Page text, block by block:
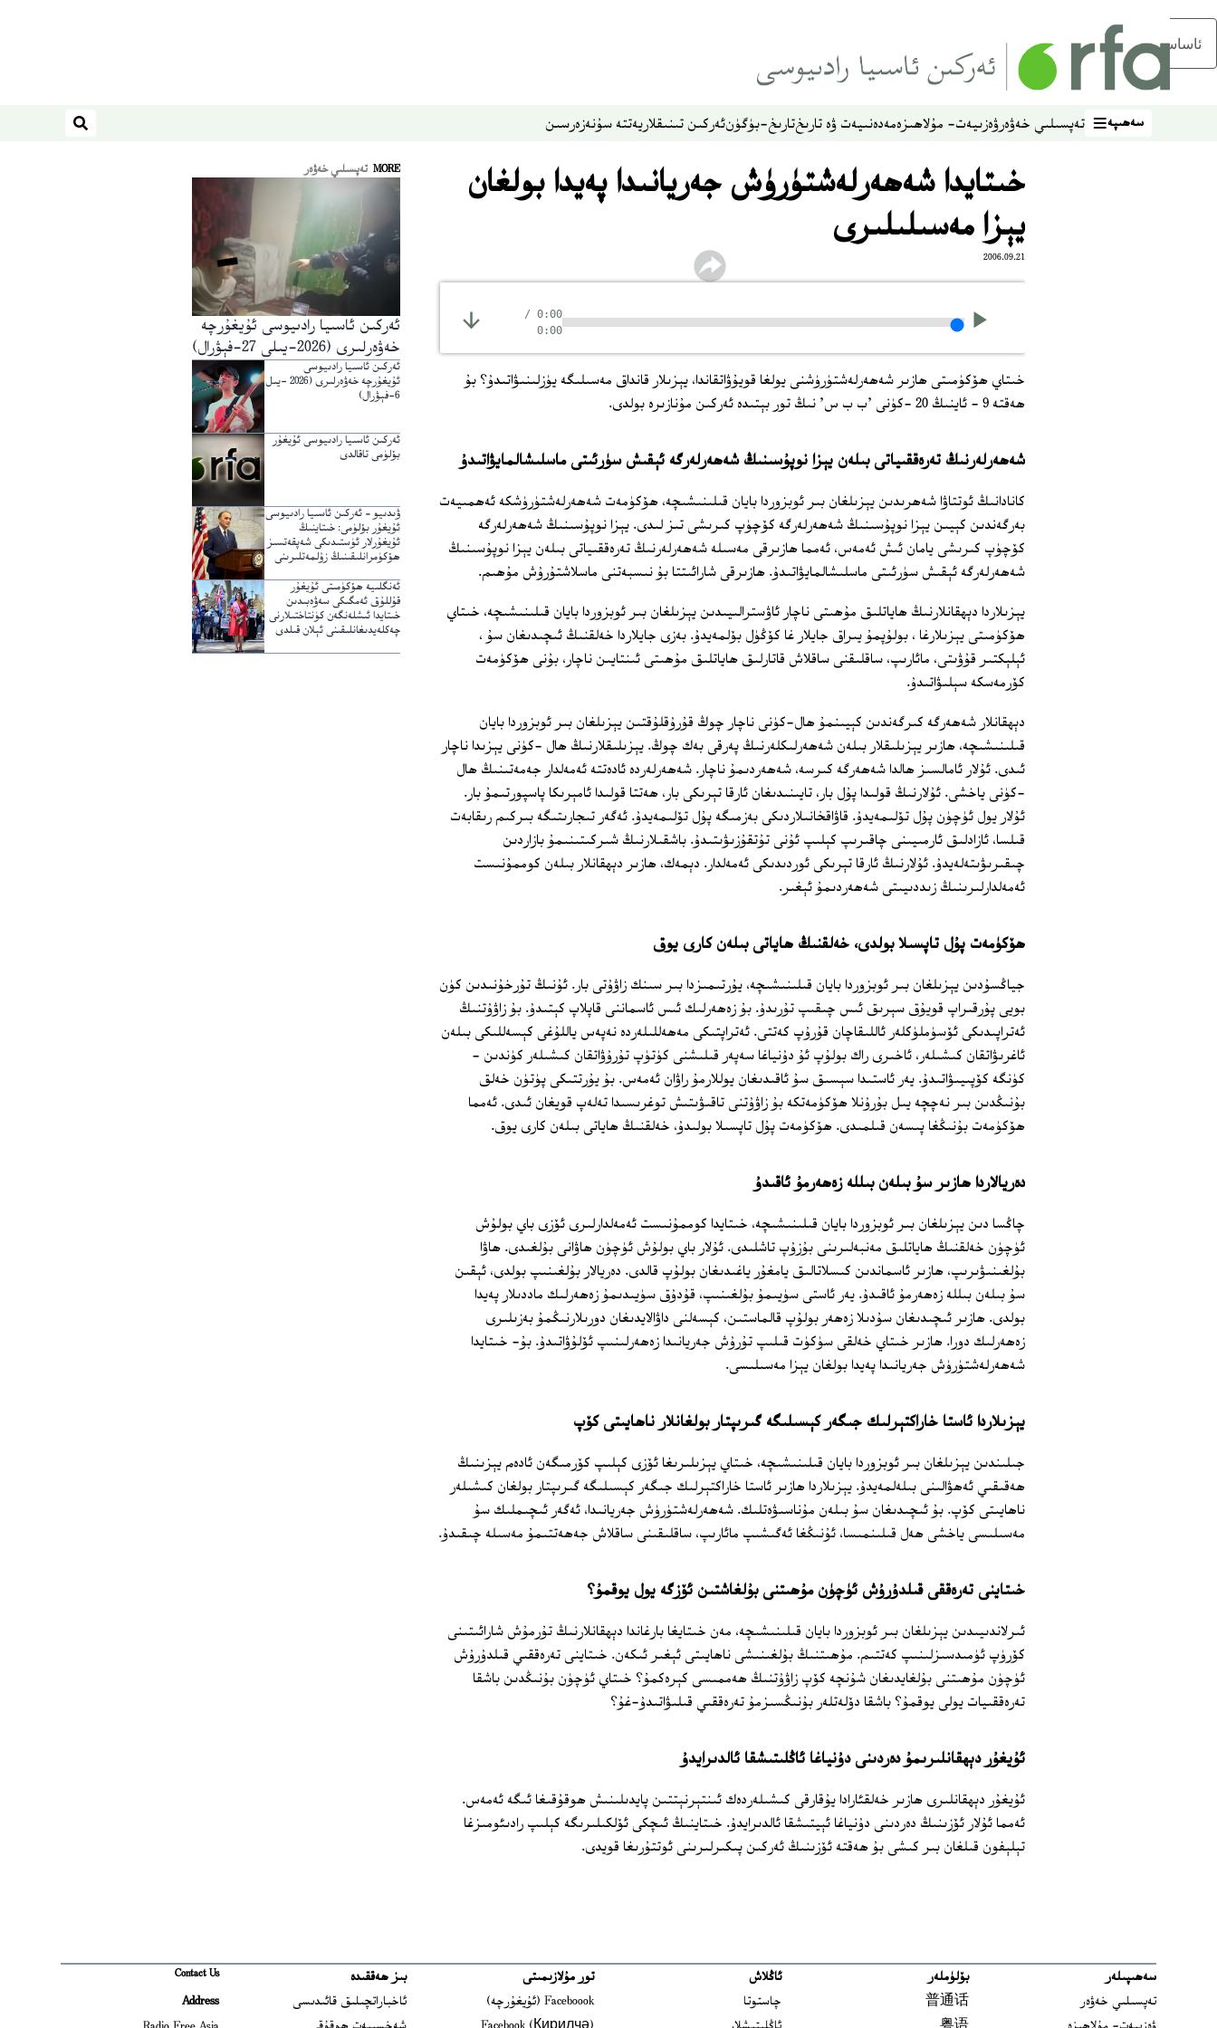
ئاساسلىق مەزمۇنغا ئاتلاڭ
سەھىپە
سەھىپە تەپسىلىي خەۋەرۋەزىيەت- مۇلاھىزەمەدەنىيەت ۋە تارىختارىخ-بۈگۈنئەركىن تىنىقلاريەتتە سۇنەزەرسىن ئىزدەش
خىتايدا شەھەرلەشتۈرۈش جەريانىدا پەيدا بولغان
يېزا مەسىلىلىرى
2006.09.21
0:00
/
0:00
خىتاي ھۆكۈمىتى ھازىر شەھەرلەشتۈرۈشنى يولغا قويۇۋاتقاندا، يېزىلار قانداق مەسىلىگە يۈزلىنىۋاتىدۇ؟ بۇ
ھەقتە 9 ‏- ئاينىڭ 20 ‏-كۈنى 'ب ب س' نىڭ تور بېتىدە ئەركىن مۇنازىرە بولدى.
شەھەرلەرنىڭ تەرەققىياتى بىلەن يېزا نوپۇسىنىڭ شەھەرلەرگە ئېقىش سۈرئىتى ماسلىشالمايۋاتىدۇ
كانادانىڭ ئوتتاۋا شەھرىدىن يېزىلغان بىر ئوبزوردا بايان قىلىنىشىچە، ھۆكۈمەت شەھەرلەشتۈرۈشكە ئەھمىيەت
بەرگەندىن كېيىن يېزا نوپۇسىنىڭ شەھەرلەرگە كۆچۈپ كىرىشى تىز لىدى. يېزا نوپۇسىنىڭ شەھەرلەرگە
كۆچۈپ كىرىشى يامان ئىش ئەمەس، ئەمما ھازىرقى مەسىلە شەھەرلەرنىڭ تەرەققىياتى بىلەن يېزا نوپۇسىنىڭ
شەھەرلەرگە ئېقىش سۈرئىتى ماسلىشالمايۋاتىدۇ. ھازىرقى شارائىتتا بۇ نىسبەتنى ماسلاشتۇرۇش مۇھىم.
يېزىلاردا دېھقانلارنىڭ ھاياتلىق مۇھىتى ناچار ئاۋسترالىيىدىن يېزىلغان بىر ئوبزوردا بايان قىلىنىشىچە، خىتاي
ھۆكۈمىتى يېزىلارغا ، بولۇپمۇ يىراق جايلار غا كۆڭۈل بۆلمەيدۇ. بەزى جايلاردا خەلقنىڭ ئىچىدىغان سۇ ،
ئېلېكتىر قۇۋىتى، مائارىپ، ساقلىقنى ساقلاش قاتارلىق ھاياتلىق مۇھىتى ئىنتايىن ناچار، بۇنى ھۆكۈمەت
كۆرمەسكە سېلىۋاتىدۇ.
دېھقانلار شەھەرگە كىرگەندىن كېيىنمۇ ھال-كۈنى ناچار چوڭ قۇرۇقلۇقتىن يېزىلغان بىر ئوبزوردا بايان
قىلىنىشىچە، ھازىر يېزىلىقلار بىلەن شەھەرلىكلەرنىڭ پەرقى بەك چوڭ. يېزىلىقلارنىڭ ھال -كۈنى يېزىدا ناچار
ئىدى. ئۇلار ئامالسىز ھالدا شەھەرگە كىرسە، شەھەردىمۇ ناچار. شەھەرلەردە ئادەتتە ئەمەلدار جەمەتىنىڭ ھال
-كۈنى ياخشى. ئۇلارنىڭ قولىدا پۇل بار، تايىنىدىغان ئارقا تېرىكى بار، ھەتتا قولىدا ئامېرىكا پاسپورتىمۇ بار.
ئۇلار يول ئۈچۈن پۇل تۆلىمەيدۇ. قاۋاقخانىلاردىكى بەزمىگە پۇل تۆلىمەيدۇ. ئەگەر تىجارىتىگە بىركىم رىقابەت
قىلسا، ئازادلىق ئارمىيىنى چاقىرىپ كېلىپ ئۇنى تۇتقۇزىۋىتىدۇ. باشقىلارنىڭ شىركىتىنىمۇ بازاردىن
چىقىرىۋىتەلەيدۇ. ئۇلارنىڭ ئارقا تېرىكى ئوردىدىكى ئەمەلدار. دېمەك، ھازىر دېھقانلار بىلەن كوممۇنىست
ئەمەلدارلىرىنىڭ زىددىيىتى شەھەردىمۇ ئېغىر.
ھۆكۈمەت پۇل تاپسىلا بولدى، خەلقنىڭ ھاياتى بىلەن كارى يوق
جياڭسۇدىن يېزىلغان بىر ئوبزوردا بايان قىلىنىشىچە، يۇرتىمىزدا بىر سىنك زاۋۇتى بار. ئۇنىڭ تۇرخۇنىدىن كۈن
بويى پۇرقىراپ قويۇق سېرىق ئىس چىقىپ تۇرىدۇ. بۇ زەھەرلىك ئىس ئاسماننى قاپلاپ كېتىدۇ. بۇ زاۋۇتنىڭ
ئەتراپىدىكى ئۆسۈملۈكلەر ئاللىقاچان قۇرۇپ كەتتى. ئەتراپتىكى مەھەللىلەردە نەپەس ياللۇغى كېسەللىكى بىلەن
ئاغرىۋاتقان كىشىلەر، ئاخىرى راك بولۇپ ئۇ دۇنياغا سەپەر قىلىشنى كۈتۈپ تۇرۇۋاتقان كىشىلەر كۈندىن ‏-
كۈنگە كۆپىيىۋاتىدۇ. يەر ئاستىدا سېسىق سۇ ئاقىدىغان يوللارمۇ راۋان ئەمەس. بۇ يۇرتتىكى پۈتۈن خەلق
بۇنىڭدىن بىر نەچچە يىل بۇرۇنلا ھۆكۈمەتكە بۇ زاۋۇتنى تاقىۋىتىش توغرىسىدا تەلەپ قويغان ئىدى. ئەمما
ھۆكۈمەت بۇنىڭغا پىسەن قىلمىدى. ھۆكۈمەت پۇل تاپسىلا بولىدۇ، خەلقنىڭ ھاياتى بىلەن كارى يوق.
دەريالاردا ھازىر سۇ بىلەن بىللە زەھەرمۇ ئاقىدۇ
چاڭسا دىن يېزىلغان بىر ئوبزوردا بايان قىلىنىشىچە، خىتايدا كوممۇنىست ئەمەلدارلىرى ئۆزى باي بولۇش
ئۈچۈن خەلقنىڭ ھاياتلىق مەنبەلىرىنى بۇزۇپ تاشلىدى. ئۇلار باي بولۇش ئۈچۈن ھاۋانى بۇلغىدى. ھاۋا
بۇلغىنىۋىرىپ، ھازىر ئاسماندىن كىسلاتالىق يامغۇر ياغىدىغان بولۇپ قالدى. دەريالار بۇلغىنىپ بولدى، ئېقىن
سۇ بىلەن بىللە زەھەرمۇ ئاقىدۇ. يەر ئاستى سۈيىمۇ بۇلغىنىپ، قۇدۇق سۈيىدىمۇ زەھەرلىك ماددىلار پەيدا
بولدى. ھازىر ئىچىدىغان سۇدىلا زەھەر بولۇپ قالماستىن، كېسەلنى داۋالايدىغان دورىلارنىڭمۇ بەزىلىرى
زەھەرلىك دورا. ھازىر خىتاي خەلقى سۈكۈت قىلىپ تۇرۇش جەريانىدا زەھەرلىنىپ ئۆلۇۋاتىدۇ. بۇ‏‏- خىتايدا
شەھەرلەشتۈرۈش جەريانىدا پەيدا بولغان يېزا مەسىلىسى.
يېزىلاردا ئاستا خاراكتېرلىك جىگەر كېسىلىگە گىرىپتار بولغانلار ناھايىتى كۆپ
جىلىندىن يېزىلغان بىر ئوبزوردا بايان قىلىنىشىچە، خىتاي يېزىلىرىغا ئۆزى كېلىپ كۆرمىگەن ئادەم يېزىنىڭ
ھەقىقىي ئەھۋالىنى بىلەلمەيدۇ. يېزىلاردا ھازىر ئاستا خاراكتېرلىك جىگەر كېسىلىگە گىرىپتار بولغان كىشىلەر
ناھايىتى كۆپ. بۇ ئىچىدىغان سۇ بىلەن مۇناسىۋەتلىك. شەھەرلەشتۈرۈش جەريانىدا، ئەگەر ئىچىملىك سۇ
مەسىلىسى ياخشى ھەل قىلىنمىسا، ئۇنىڭغا ئەگىشىپ مائارىپ، ساقلىقىنى ساقلاش جەھەتتىمۇ مەسىلە چىقىدۇ.
خىتاينى تەرەققى قىلدۇرۇش ئۈچۈن مۇھىتنى بۇلغاشتىن ئۆزگە يول يوقمۇ؟
ئىرلاندىيىدىن يېزىلغان بىر ئوبزوردا بايان قىلىنىشىچە، مەن خىتايغا بارغاندا دېھقانلارنىڭ تۇرمۇش شارائىتىنى
كۆرۈپ ئۈمىدسىزلىنىپ كەتتىم. مۇھىتنىڭ بۇلغىنىشى ناھايىتى ئېغىر ئىكەن. خىتاينى تەرەققىي قىلدۇرۇش
ئۈچۈن مۇھىتنى بۇلغايدىغان شۇنچە كۆپ زاۋۇتنىڭ ھەممىسى كېرەكمۇ؟ خىتاي ئۈچۈن بۇنىڭدىن باشقا
تەرەققىيات يولى يوقمۇ؟ باشقا دۆلەتلەر بۇنىڭسىزمۇ تەرەققىي قىلىۋاتىدۇ-غۇ؟
ئۇيغۇر دېھقانلىرىمۇ دەردىنى دۇنياغا ئاڭلىتىشقا ئالدىرايدۇ
ئۇيغۇر دېھقانلىرى ھازىر خەلقئارادا يۇقارقى كىشىلەردەك ئىنتېرنېتتىن پايدىلىنىش ھوقۇقىغا ئىگە ئەمەس.
ئەمما ئۇلار ئۆزىنىڭ دەردىنى دۇنياغا ئېيتىشقا ئالدىرايدۇ. خىتاينىڭ ئىچكى ئۆلكىلىرىگە كېلىپ رادىئومىزغا
تېلېفون قىلغان بىر كىشى بۇ ھەقتە ئۆزىنىڭ ئەركىن پىكىرلىرىنى ئوتتۇرىغا قويدى.
MORE تەپسىلىي خەۋەر
ئەركىن ئاسىيا رادىيوسى ئۇيغۇرچە
خەۋەرلىرى (2026-يىلى 27-فېۋرال)
ئەركىن ئاسىيا رادىيوسى
ئۇيغۇرچە خەۋەرلىرى (2026 -يىل
6-فېۋرال)
ئەركىن ئاسىيا رادىيوسى ئۇيغۇر
بۆلۈمى تاقالدى
ۋىدىيو – ئەركىن ئاسىيا رادىيوسى
ئۇيغۇر بۆلۈمى: خىتاينىڭ
ئۇيغۇرلار ئۈستىدىكى شەپقەتسىز
ھۆكۈمرانلىقىنىڭ زۇلمەتلىرىنى
ئەنگلىيە ھۆكۈمىتى ئۇيغۇر
قۇللۇق ئەمگىكى سەۋەبىدىن
خىتايدا ئىشلەنگەن كۈنتاختىلارنى
چەكلەيدىغانلىقىنى ئېلان قىلدى
سەھىپىلەر
تەپسىلىي خەۋەر
بۆلۈملەر
普通话
ئاڭلاش
چاستوتا
تور مۇلازىمىتى
Faceboook (ئۇيغۇرچە)
Opens in new window
Opens in new window
بىز ھەققىدە
ئاخباراتچىلىق قائىدىسى
Contact Us
Address